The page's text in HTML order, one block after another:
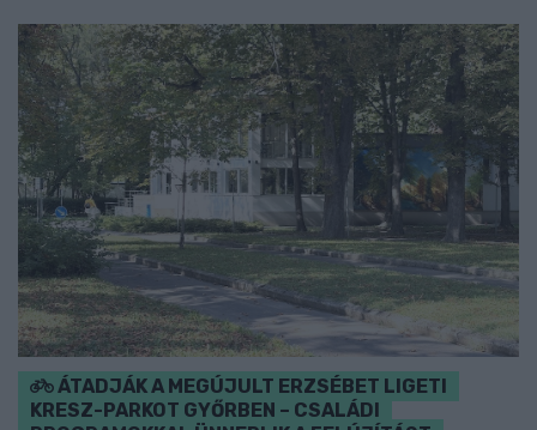
ÁTADJÁK A MEGÚJULT ERZSÉBET LIGETI
KRESZ-PARKOT GYŐRBEN – CSALÁDI